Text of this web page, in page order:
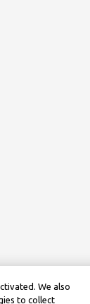
We also
to collect